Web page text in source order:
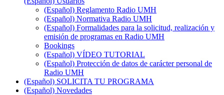
(Español) Reglamento Radio UMH
(Español) Normativa Radio UMH
(Español) Formalidades para la solicitud, realización y
emisión de programas en Radio UMH
Bookings
(Español) VÍDEO TUTORIAL
(Español) Protección de datos de carácter personal de
Radio UMH
(Español) SOLICITA TU PROGRAMA
(Español) Novedades